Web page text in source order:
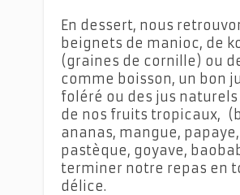
En dessert, nous
beignets de manioc, de
(graines de cornille) ou
comme boisson, un bon
foléré ou des jus
de nos fruits tropicaux,
ananas, mangue, papaye,
pastèque, goyave,
terminer notre repas en
délice.